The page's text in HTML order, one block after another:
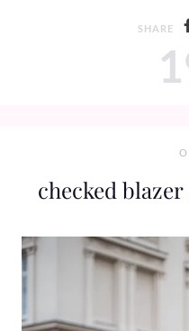
SHARE
checked